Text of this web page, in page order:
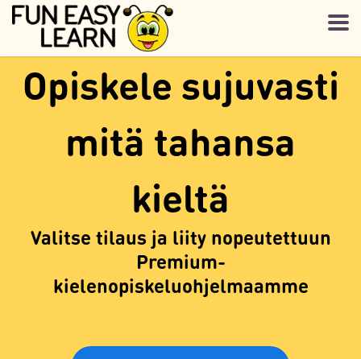
Opiskele sujuvasti
mitä tahansa
kieltä
Valitse tilaus ja liity nopeutettuun
Premium-
kielenopiskeluohjelmaamme